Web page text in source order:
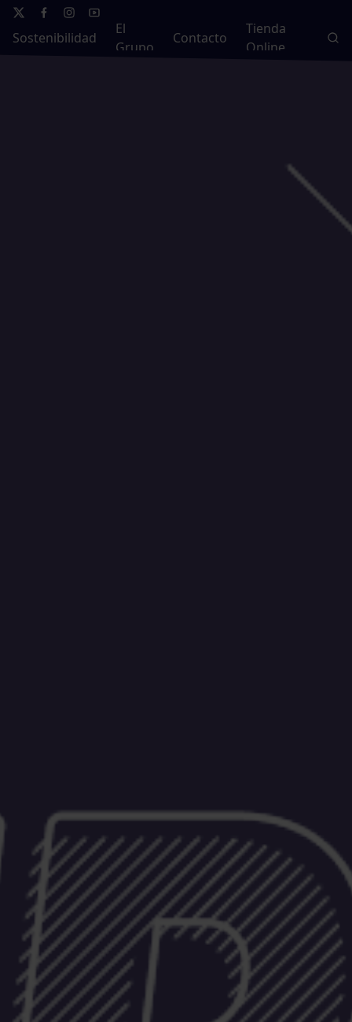
Sostenibilidad
El
Grupo
Contacto
Tienda
Online